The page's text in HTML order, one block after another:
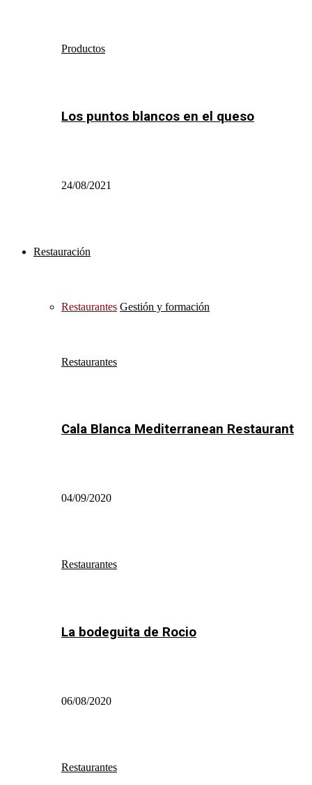
Productos
Los puntos blancos en el queso
24/08/2021
Restauración
Restaurantes Gestión y formación
Restaurantes
Cala Blanca Mediterranean Restaurant
04/09/2020
Restaurantes
La bodeguita de Rocio
06/08/2020
Restaurantes